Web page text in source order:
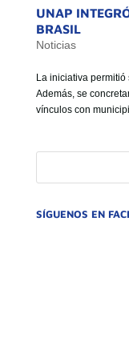
MISIÓN
VISIÓN
UNAP
BRASIL
Noticias
La iniciativa
Además, se
vínculos con
SÍGUENOS EN